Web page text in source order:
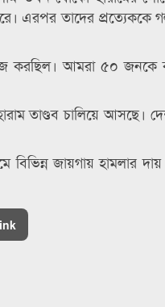
এরপর তাদের প্রত্যেককে
করছিল। আমরা ৫০ জনকে
তাণ্ডব চালিয়ে আসছে।
বিভিন্ন জায়গায় হামলার